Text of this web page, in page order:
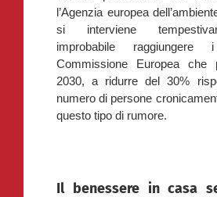
l’Agenzia europea
si interviene
improbabile
Commissione Europea che
2030, a ridurre del 30%
numero di persone
questo tipo di rumore.
Il benessere in casa